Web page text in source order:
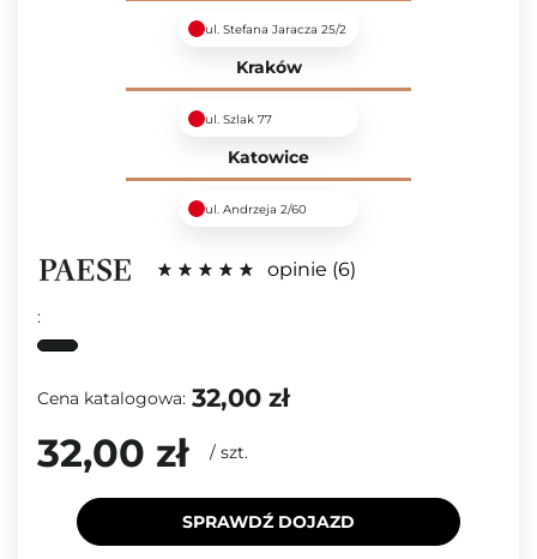
ul. Stefana Jaracza 25/2
Kraków
ul. Szlak 77
Katowice
ul. Andrzeja 2/60
opinie 6
:
Cena katalogowa: 32,00 zł
32,00 zł / szt.
SPRAWDŹ DOJAZD